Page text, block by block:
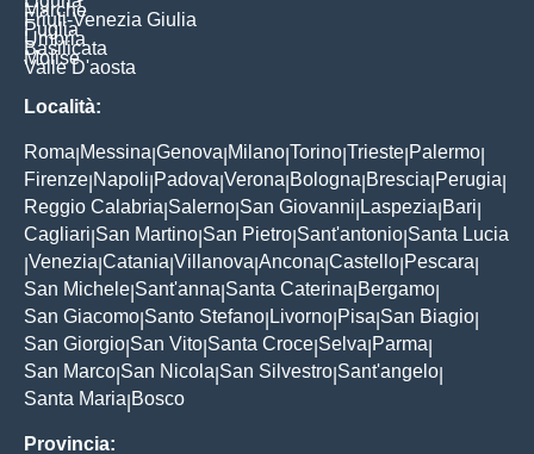
Marche
Friuli-Venezia Giulia
Puglia
Umbria
Basilicata
Molise
Valle D'aosta
Località:
Roma Messina Genova Milano Torino Trieste Palermo
Firenze Napoli Padova Verona Bologna Brescia Perugia
Reggio Calabria Salerno San Giovanni Laspezia Bari
Cagliari San Martino San Pietro Sant'antonio Santa Lucia
Venezia Catania Villanova Ancona Castello Pescara
San Michele Sant'anna Santa Caterina Bergamo
San Giacomo Santo Stefano Livorno Pisa San Biagio
San Giorgio San Vito Santa Croce Selva Parma
San Marco San Nicola San Silvestro Sant'angelo
Santa Maria Bosco
Provincia: